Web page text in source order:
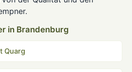
in Brandenburg
Quarg